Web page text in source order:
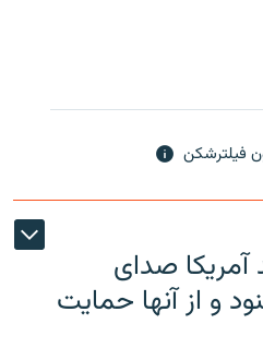
فیلترشکن
صدای
و از آنها حمایت